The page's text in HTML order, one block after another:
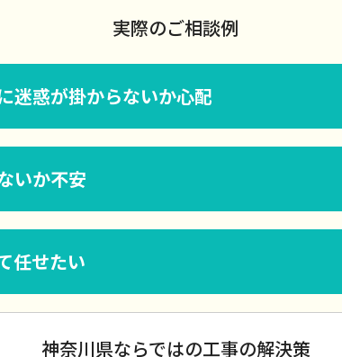
実際のご相談例
迷惑が掛からないか心配
いか不安
任せたい
神奈川県ならではの工事の解決策